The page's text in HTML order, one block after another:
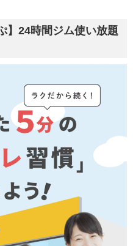
】24時間ジム使い放題